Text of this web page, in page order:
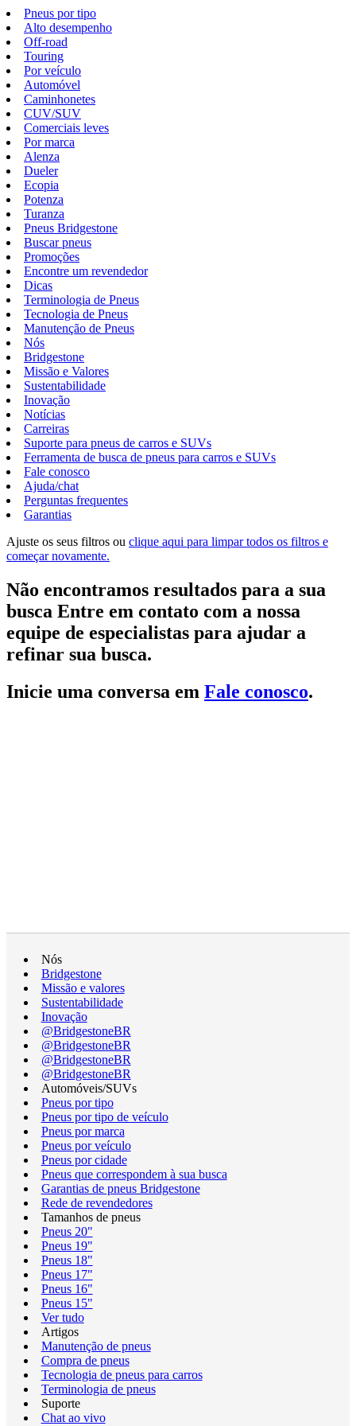
Pneus por tipo
Alto desempenho
Off-road
Touring
Por veículo
Automóvel
Caminhonetes
CUV/SUV
Comerciais leves
Por marca
Alenza
Dueler
Ecopia
Potenza
Turanza
Pneus Bridgestone
Buscar pneus
Promoções
Encontre um revendedor
Dicas
Terminologia de Pneus
Tecnologia de Pneus
Manutenção de Pneus
Nós
Bridgestone
Missão e Valores
Sustentabilidade
Inovação
Notícias
Carreiras
Suporte para pneus de carros e SUVs
Ferramenta de busca de pneus para carros e SUVs
Fale conosco
Ajuda/chat
Perguntas frequentes
Garantias
Ajuste os seus filtros ou clique aqui para limpar todos os filtros e
começar novamente.
Não encontramos resultados para a sua
busca Entre em contato com a nossa
equipe de especialistas para ajudar a
refinar sua busca.
Inicie uma conversa em Fale conosco.
Nós
Bridgestone
Missão e valores
Sustentabilidade
Inovação
@BridgestoneBR
@BridgestoneBR
@BridgestoneBR
@BridgestoneBR
Automóveis/SUVs
Pneus por tipo
Pneus por tipo de veículo
Pneus por marca
Pneus por veículo
Pneus por cidade
Pneus que correspondem à sua busca
Garantias de pneus Bridgestone
Rede de revendedores
Tamanhos de pneus
Pneus 20"
Pneus 19"
Pneus 18"
Pneus 17"
Pneus 16"
Pneus 15"
Ver tudo
Artigos
Manutenção de pneus
Compra de pneus
Tecnologia de pneus para carros
Terminologia de pneus
Suporte
Chat ao vivo